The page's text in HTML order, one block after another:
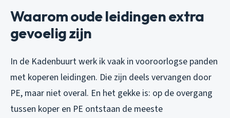
Waarom oude leidingen extra
gevoelig zijn
In de Kadenbuurt werk ik vaak in vooroorlogse panden
met koperen leidingen. Die zijn deels vervangen door
PE, maar niet overal. En het gekke is: op de overgang
tussen koper en PE ontstaan de meeste